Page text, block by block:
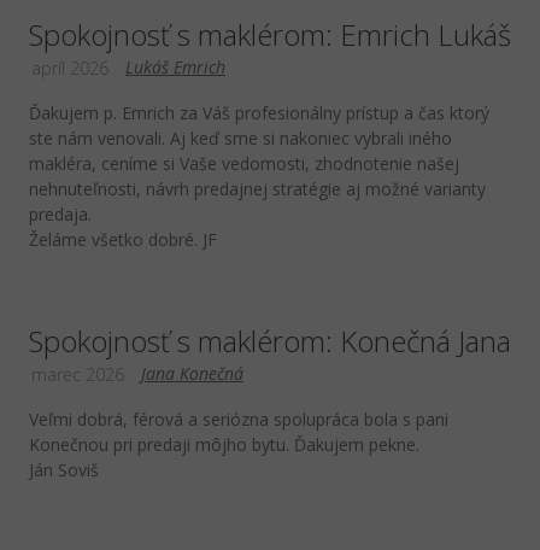
Spokojnosť s maklérom: Emrich Lukáš
Lukáš Emrich
apríl 2026
Ďakujem p. Emrich za Váš profesionálny prístup a čas ktorý
ste nám venovali. Aj keď sme si nakoniec vybrali iného
makléra, ceníme si Vaše vedomosti, zhodnotenie našej
nehnuteľnosti, návrh predajnej stratégie aj možné varianty
predaja.
Želáme všetko dobré. JF
Spokojnosť s maklérom: Konečná Jana
Jana Konečná
marec 2026
Veľmi dobrá, férová a seriózna spolupráca bola s pani
Konečnou pri predaji môjho bytu. Ďakujem pekne.
Ján Soviš